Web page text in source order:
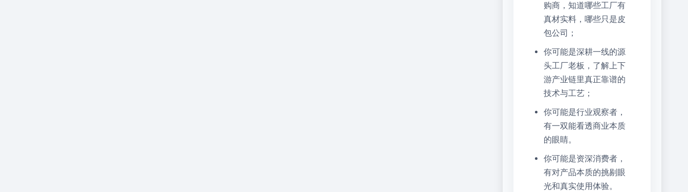
购商，知道哪些工厂有
真材实料，哪些只是皮
包公司；
你可能是深耕一线的源
头工厂老板，了解上下
游产业链里真正靠谱的
技术与工艺；
你可能是行业观察者，
有一双能看透商业本质
的眼睛。
你可能是资深消费者，
有对产品本质的挑剔眼
光和真实使用体验。